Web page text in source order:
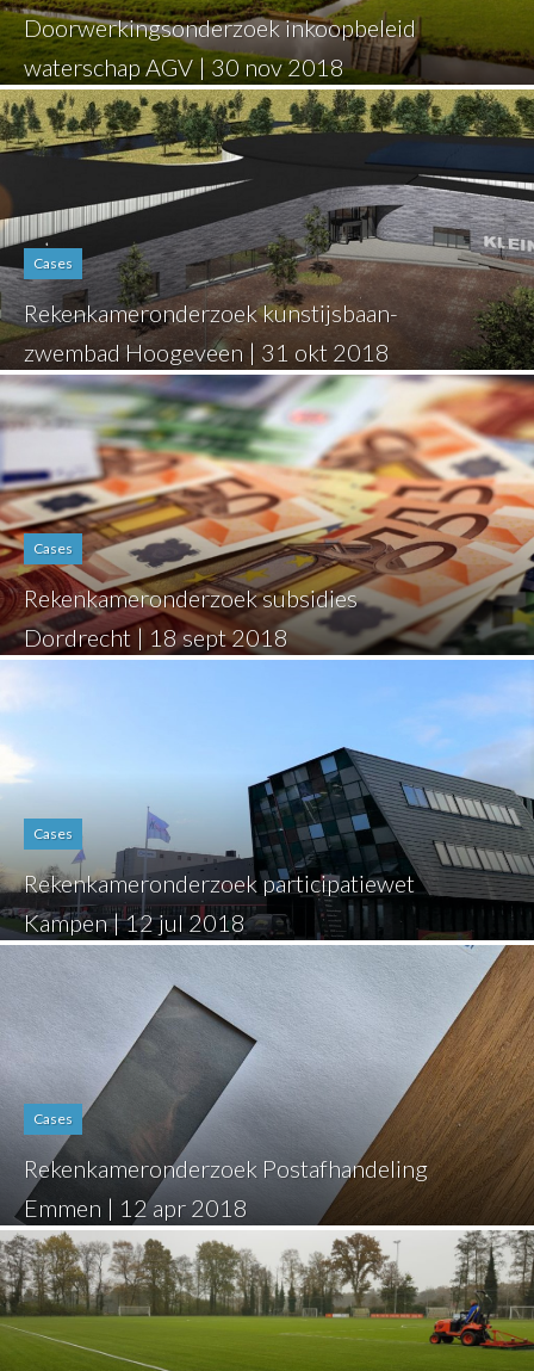
Doorwerkingsonderzoek inkoopbeleid
waterschap AGV | 30 nov 2018
Cases
Rekenkameronderzoek kunstijsbaan-
zwembad Hoogeveen | 31 okt 2018
Cases
Rekenkameronderzoek subsidies
Dordrecht | 18 sept 2018
Cases
Rekenkameronderzoek participatiewet
Kampen | 12 jul 2018
Cases
Rekenkameronderzoek Postafhandeling
Emmen | 12 apr 2018